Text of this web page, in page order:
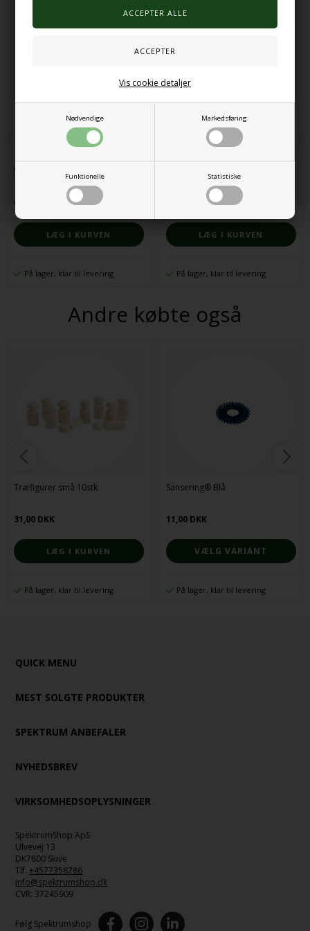
Nødvendige Markedsføring
Funktionelle Statistiske
Vis cookie detaljer
Sensoriske perler, farverige
63,00 DKK
På lager, klar til levering På lager, klar til levering
Andre købte også
Træfigurer små 10stk
31,00 DKK
På lager, klar til levering
Sansering® Blå
11,00 DKK
VÆLG VARIANT
På lager, klar til levering
QUICK MENU
MEST SOLGTE PRODUKTER
SPEKTRUM ANBEFALER
NYHEDSBREV
VIRKSOMHEDSOPLYSNINGER
SpektrumShop ApS
Ulvevej 13
DK7800 Skive
Tlf. +4577358786
info@spektrumshop.dk
CVR: 37245909
Følg Spektrumshop